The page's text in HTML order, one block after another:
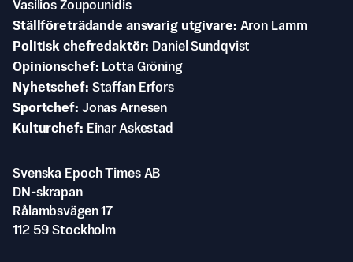
Vasilios Zoupounidis
Ställföreträdande ansvarig utgivare Aron Lamm
Politisk chefredaktör
Daniel Sundqvist
Opinionschef
Lotta Gröning
Nyhetschef Staffan Erfors
Sportchef Jonas Arnesen
Kulturchef
Einar Askestad
Svenska Epoch Times AB
DN-skrapan
Rålambsvägen 17
112 59 Stockholm